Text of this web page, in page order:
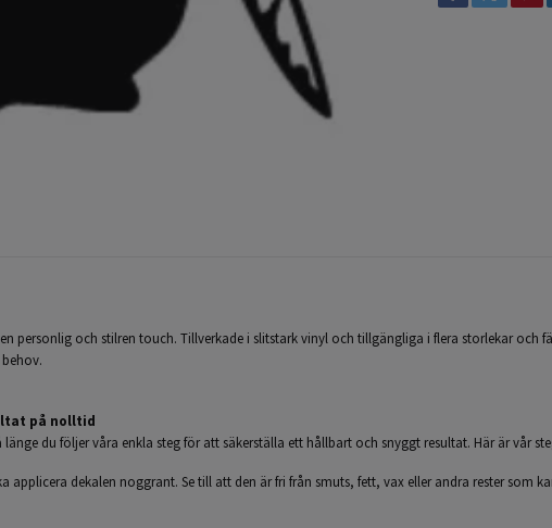
personlig och stilren touch. Tillverkade i slitstark vinyl och tillgängliga i flera storlekar och
på nolltid
du följer våra enkla steg för att säkerställa ett hållbart och snyggt resultat. Här är vår
applicera dekalen noggrant. Se till att den är fri från smuts, fett, vax eller andra rester som